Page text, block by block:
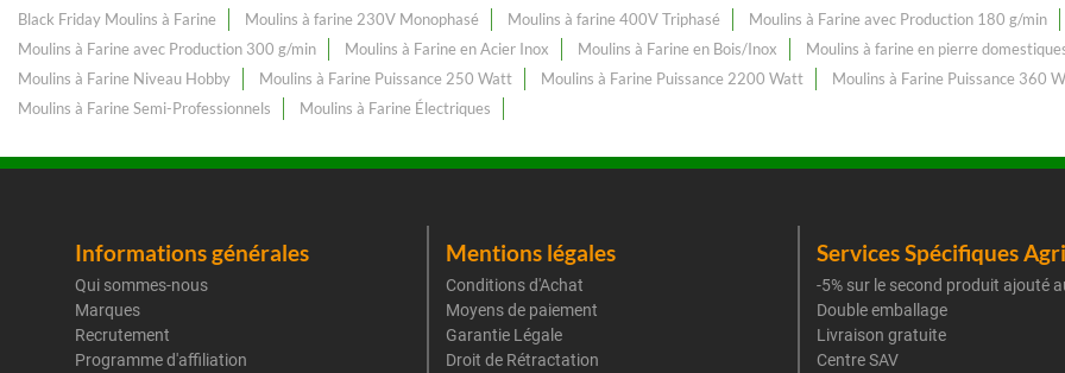
Black Friday Moulins à Farine Moulins à farine 230V Monophasé Moulins à farine 400V Triphasé Moulins à Farine avec Production 180 g/min
Moulins à Farine avec Production 300 g/min
Moulins à Farine en Acier Inox Moulins à Farine en Bois/Inox Moulins à farine en pierre
Moulins à Farine Niveau Hobby
Moulins à Farine Puissance 250 Watt Moulins à Farine Puissance 2200 Watt Moulins à Farine Puissance 360
Moulins à Farine Semi-Professionnels
Moulins à Farine Électriques
Informations générales
Qui sommes-nous
Marques
Recrutement
Programme d'affiliation
Mentions légales
Conditions d'Achat
Moyens de paiement
Garantie Légale
Droit de Rétractation
Services Spécifiques
-5% sur le second produit ajouté
Double emballage
Livraison gratuite
Centre SAV